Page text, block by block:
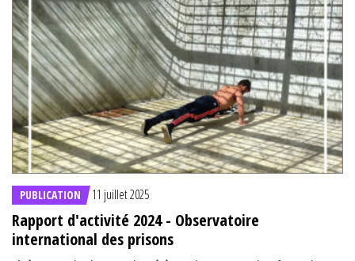
PUBLICATION 11 juillet 2025
Rapport d'activité 2024 - Observatoire
international des prisons